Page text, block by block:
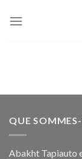
QUE
Abakht Tapiauto